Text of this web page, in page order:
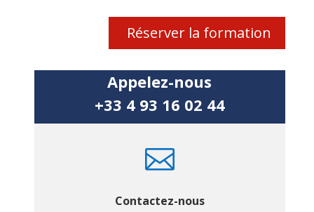
Réserver la formation
Appelez-nous
+33 4 93 16 02 44

Contactez-nous